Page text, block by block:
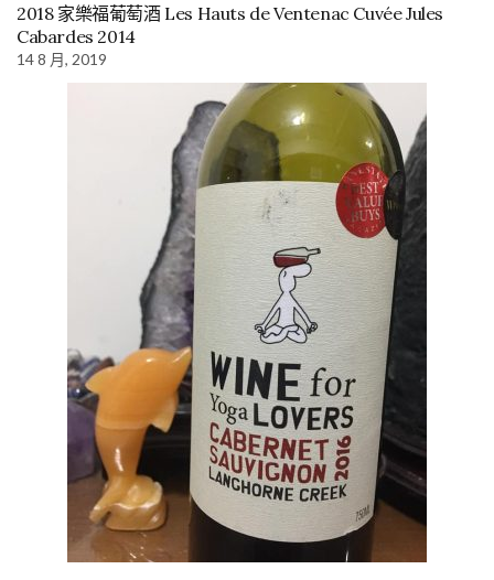
2018 家樂福葡萄酒 Les Hauts de Ventenac Cuvée Jules
Cabardes 2014
14 8 月, 2019